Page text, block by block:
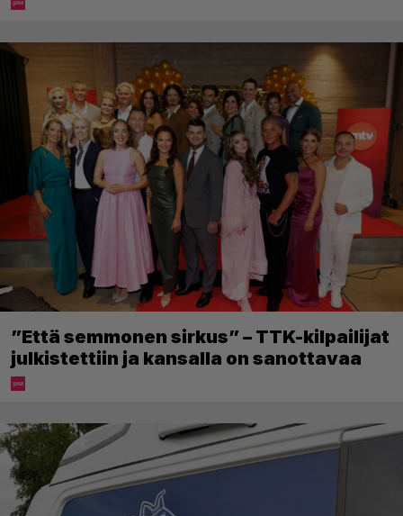
”Että semmonen sirkus” – TTK-kilpailijat
julkistettiin ja kansalla on sanottavaa